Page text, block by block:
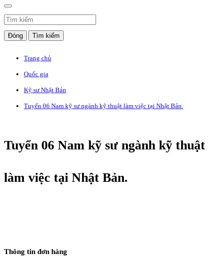
Đóng Tìm kiếm
Trang chủ
Quốc gia
Kỹ sư Nhật Bản
Tuyển 06 Nam kỹ sư ngành kỹ thuật làm việc tại Nhật Bản.
Tuyển 06 Nam kỹ sư ngành kỹ thuật
làm việc tại Nhật Bản.
Thông tin đơn hàng